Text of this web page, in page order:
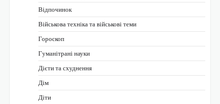
Відпочинок
Військова техніка та військові теми
Гороскоп
Гуманітрані науки
Дієти та схуднення
Дім
Діти